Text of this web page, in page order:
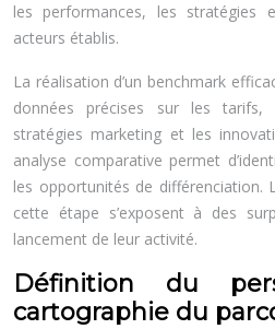
les performances, les stratégies
acteurs établis.
La réalisation d’un benchmark
données précises sur les
stratégies marketing et les
analyse comparative permet
les opportunités de différenciation.
cette étape s’exposent à des
lancement de leur activité.
Définition du
cartographie du